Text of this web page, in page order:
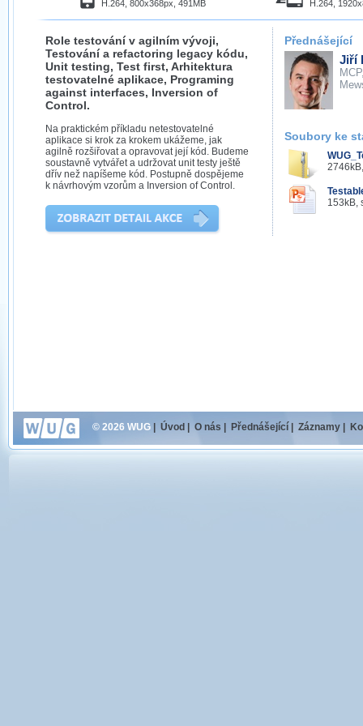
H.264, 800x368px, 491MB H.264,
Role testování v agilním vývoji,
Testování a refactoring legacy kódu,
Unit testing, Test first, Arhitektura
testovatelné aplikace, Programing
against interfaces, Inversion of
Control.
Na praktickém příkladu netestovatelné
aplikace si krok za krokem ukážeme, jak
agilně rozšiřovat a opravovat její kód. Budeme
soustavně vytvářet a udržovat unit testy ještě
dřív než napíšeme kód. Postupně dospějeme
k návrhovým vzorům a Inversion of Control.
Přednášející
Jiří
Soubory ke
153kB,
© 2026 WUG Úvod O nás Přednášející Záznamy